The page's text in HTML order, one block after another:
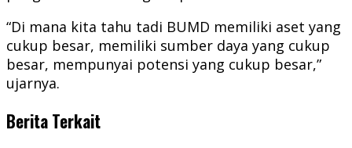
“Di mana kita tahu tadi BUMD memiliki aset yang
cukup besar, memiliki sumber daya yang cukup
besar, mempunyai potensi yang cukup besar,”
ujarnya.
Berita Terkait